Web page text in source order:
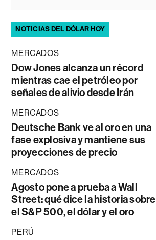
NOTICIAS DEL DÓLAR HOY
MERCADOS
Dow Jones alcanza un récord
mientras cae el petróleo por
señales de alivio desde Irán
MERCADOS
Deutsche Bank ve al oro en una
fase explosiva y mantiene sus
proyecciones de precio
MERCADOS
Agosto pone a prueba a Wall
Street: qué dice la historia sobre
el S&P 500, el dólar y el oro
PERÚ